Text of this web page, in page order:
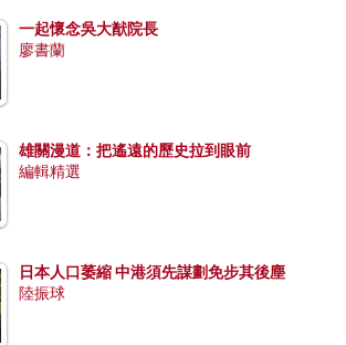
一起懷念吳大猷院長
廖書蘭
雄關漫道：把遙遠的歷史拉到眼前
編輯精選
日本人口萎縮 中港須先謀劃免步其後塵
陸振球